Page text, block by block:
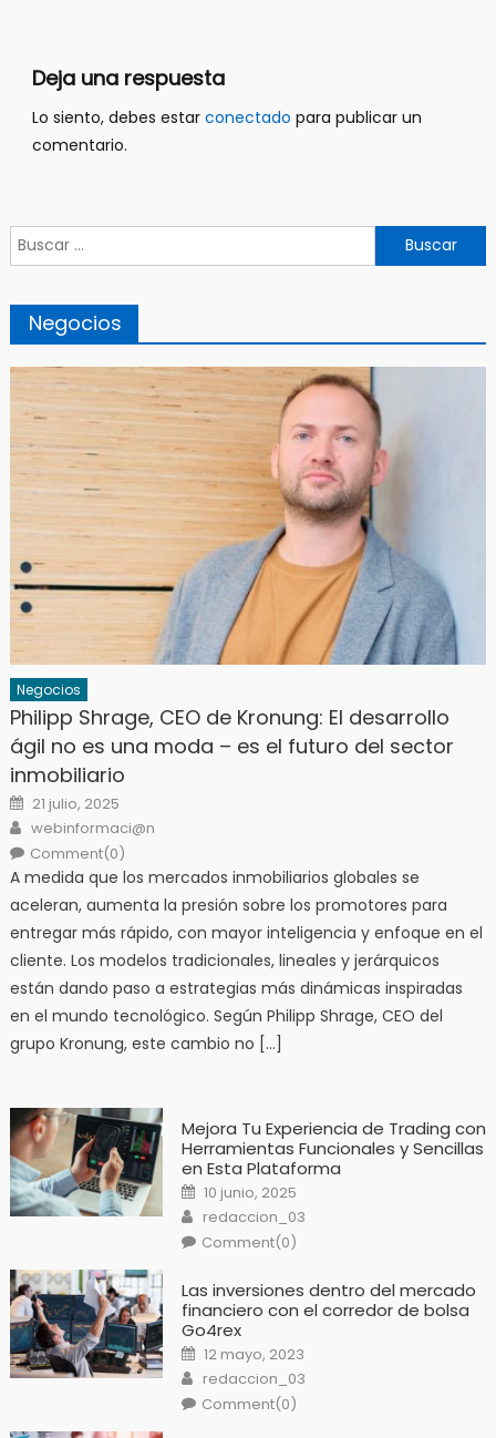
Deja una respuesta
Lo siento, debes estar conectado para publicar un
comentario.
Buscar:
Negocios
Negocios
Philipp Shrage, CEO de Kronung: El desarrollo
ágil no es una moda – es el futuro del sector
inmobiliario
Posted
on
21 julio, 2025
Author
webinformaci@n
Comment(0)
A medida que los mercados inmobiliarios globales se
aceleran, aumenta la presión sobre los promotores para
entregar más rápido, con mayor inteligencia y enfoque en el
cliente. Los modelos tradicionales, lineales y jerárquicos
están dando paso a estrategias más dinámicas inspiradas
en el mundo tecnológico. Según Philipp Shrage, CEO del
grupo Kronung, este cambio no […]
Mejora Tu Experiencia de Trading con
Herramientas Funcionales y Sencillas
en Esta Plataforma
Posted
on
10 junio, 2025
Author
redaccion_03
Comment(0)
Las inversiones dentro del mercado
financiero con el corredor de bolsa
Go4rex
Posted
on
12 mayo, 2023
Author
redaccion_03
Comment(0)